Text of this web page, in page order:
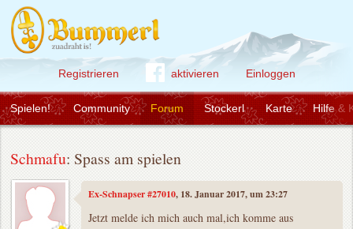
Registrieren aktivieren Einloggen
Community Forum Stockerl Karte Hilfe &
Spielen!
Schmafu: Spass am spielen
Ex-Schnapser #27010, 18. Januar 2017, um 23:27
Jetzt melde ich mich auch mal,ich komme aus